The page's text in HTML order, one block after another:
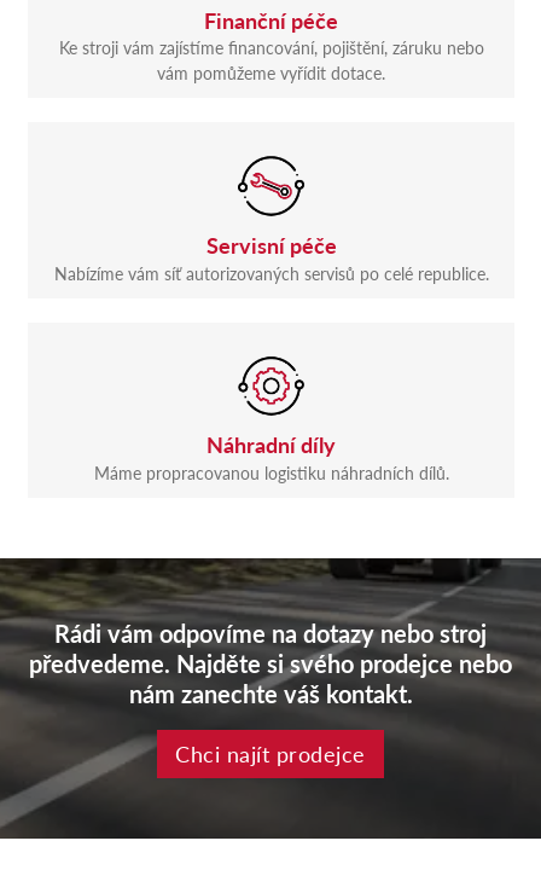
Finanční péče
Ke stroji vám zajístíme financování, pojištění, záruku nebo
vám pomůžeme vyřídit dotace.
Servisní péče
Nabízíme vám síť autorizovaných servisů po celé republice.
Náhradní díly
Máme propracovanou logistiku náhradních dílů.
Rádi vám odpovíme na dotazy nebo stroj
předvedeme. Najděte si svého prodejce nebo
nám zanechte váš kontakt.
Chci najít prodejce